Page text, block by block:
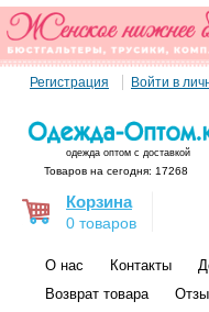
Регистрация Войти в
одежда оптом с доставкой
Товаров на сегодня: 17268
Корзина
0 товаров
О нас Контакты
Возврат товара